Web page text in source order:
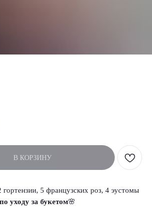
В КОРЗИНУ
гортензии, 5 французских роз, 4 эустомы
уходу за букетом🌸